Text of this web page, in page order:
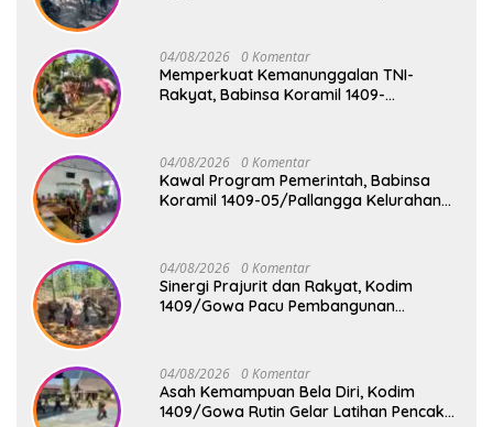
04/08/2026 0 Komentar
Memperkuat Kemanunggalan TNI-
Rakyat, Babinsa Koramil 1409-
04/08/2026 0 Komentar
Kawal Program Pemerintah, Babinsa
Koramil 1409-05/Pallangga Kelurahan
04/08/2026 0 Komentar
Sinergi Prajurit dan Rakyat, Kodim
1409/Gowa Pacu Pembangunan
04/08/2026 0 Komentar
Asah Kemampuan Bela Diri, Kodim
1409/Gowa Rutin Gelar Latihan Pencak